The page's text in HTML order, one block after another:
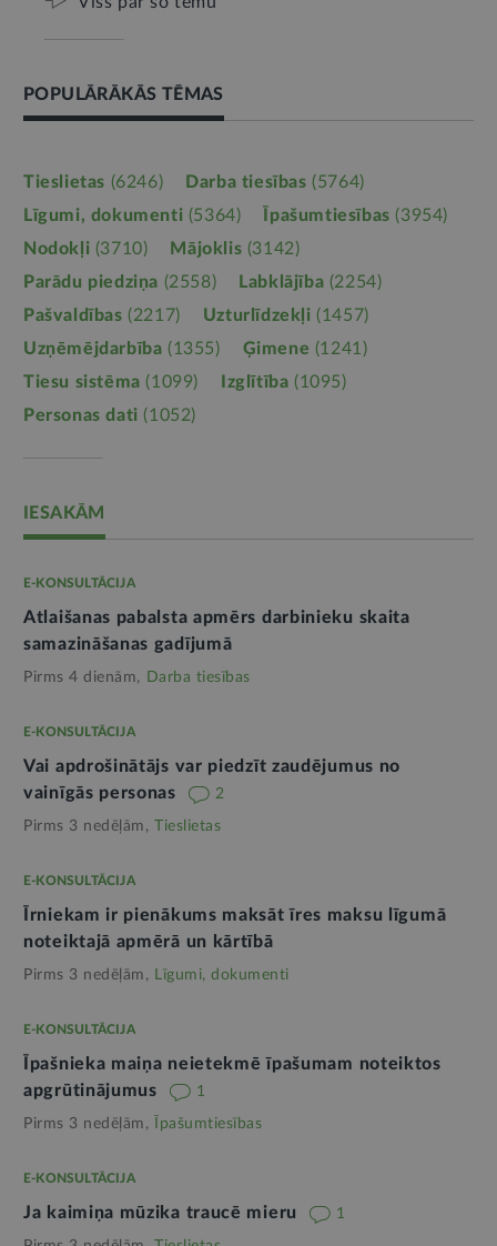
POPULĀRĀKĀS TĒMAS
Tieslietas (6246) Darba tiesības (5764)
Līgumi, dokumenti (5364) Īpašumtiesības (3954)
Nodokļi (3710) Mājoklis (3142)
Parādu piedziņa (2558) Labklājība (2254)
Pašvaldības (2217) Uzturlīdzekļi (1457)
Uzņēmējdarbība (1355) Ģimene (1241)
Tiesu sistēma (1099) Izglītība (1095)
Personas dati (1052)
IESAKĀM
E-KONSULTĀCIJA
Atlaišanas pabalsta apmērs darbinieku skaita
samazināšanas gadījumā
Pirms 4 dienām, Darba tiesības
E-KONSULTĀCIJA
Vai apdrošinātājs var piedzīt zaudējumus no
vainīgās personas
2
Pirms 3 nedēļām, Tieslietas
E-KONSULTĀCIJA
Īrniekam ir pienākums maksāt īres maksu līgumā
noteiktajā apmērā un kārtībā
Pirms 3 nedēļām, Līgumi, dokumenti
E-KONSULTĀCIJA
Īpašnieka maiņa neietekmē īpašumam noteiktos
apgrūtinājumus
1
Pirms 3 nedēļām, Īpašumtiesības
E-KONSULTĀCIJA
Ja kaimiņa mūzika traucē mieru 1